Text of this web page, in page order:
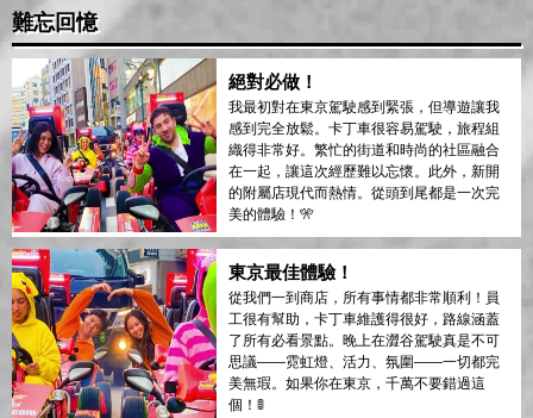
難忘回憶
絕對必做！
我最初對在東京駕駛感到緊張，但導遊讓我
感到完全放鬆。卡丁車很容易駕駛，旅程組
織得非常好。繁忙的街道和時尚的社區融合
在一起，讓這次經歷難以忘懷。此外，新開
的附屬店現代而熱情。從頭到尾都是一次完
美的體驗！🎌
東京最佳體驗！
從我們一到商店，所有事情都非常順利！員
工很有幫助，卡丁車維護得很好，路線涵蓋
了所有必看景點。晚上在澀谷駕駛真是不可
思議——霓虹燈、活力、氛圍——一切都完
美無瑕。如果你在東京，千萬不要錯過這
個！🚦